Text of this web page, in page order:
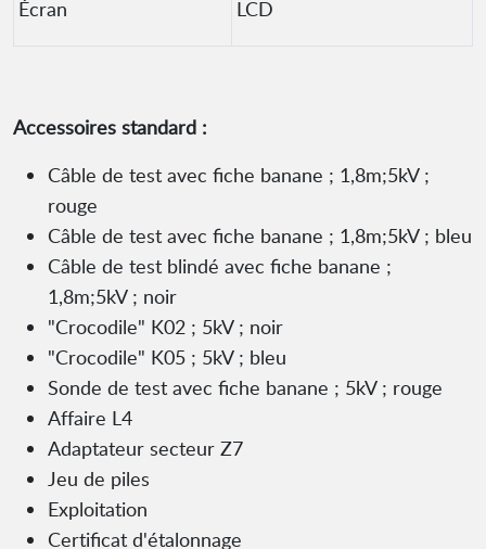
Écran LCD
Accessoires standard :
Câble de test avec fiche banane ; 1,8m;5kV ;
rouge
Câble de test avec fiche banane ; 1,8m;5kV ; bleu
Câble de test blindé avec fiche banane ;
1,8m;5kV ; noir
"Crocodile" K02 ; 5kV ; noir
"Crocodile" K05 ; 5kV ; bleu
Sonde de test avec fiche banane ; 5kV ; rouge
Affaire L4
Adaptateur secteur Z7
Jeu de piles
Exploitation
Certificat d'étalonnage